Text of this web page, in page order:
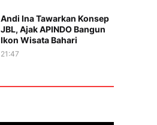
Andi Ina Tawarkan Konsep
JBL, Ajak APINDO Bangun
Ikon Wisata Bahari
21:47